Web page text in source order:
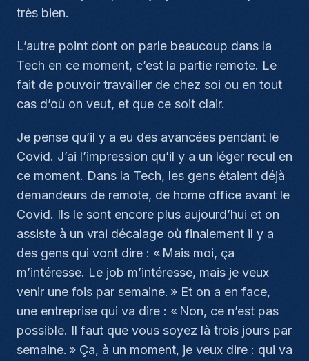
très bien.
L’autre point dont on parle beaucoup dans la
Tech en ce moment, c’est la partie remote. Le
fait de pouvoir travailler de chez soi ou en tout
cas d’où on veut, et que ce soit clair.
Je pense qu’il y a eu des avancées pendant le
Covid. J’ai l’impression qu’il y a un léger recul en
ce moment. Dans la Tech, les gens étaient déjà
demandeurs de remote, de home office avant le
Covid. Ils le sont encore plus aujourd’hui et on
assiste à un vrai décalage où finalement il y a
des gens qui vont dire : « Mais moi, ça
m’intéresse. Le job m’intéresse, mais je veux
venir une fois par semaine. » Et on a en face,
une entreprise qui va dire : « Non, ce n’est pas
possible. Il faut que vous soyez là trois jours par
semaine. » Ça, à un moment, je veux dire : qui va